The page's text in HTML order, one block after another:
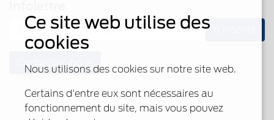
Contactez-nous
Ce site web utilise des
cookies
Nous utilisons des cookies sur notre site web.
Certains d'entre eux sont nécessaires au
fonctionnement du site, mais vous pouvez